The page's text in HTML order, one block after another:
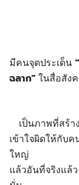
มีคนจุดประเด็น
ฉลาก” ในสื่อสัง
เป็นภาพที่สร้า
เข้าใจผิดให้กับ
ใหญ่
แล้วอันที่จริงแล้